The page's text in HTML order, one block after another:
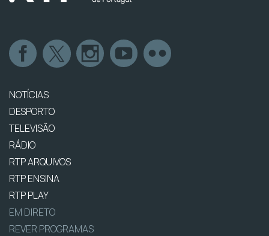
NOTÍCIAS
DESPORTO
TELEVISÃO
RÁDIO
RTP ARQUIVOS
RTP ENSINA
RTP PLAY
EM DIRETO
REVER PROGRAMAS